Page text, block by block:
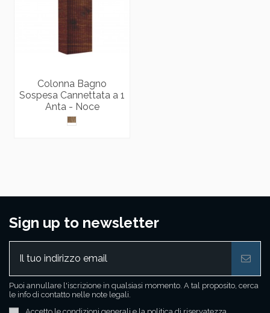
Colonna Bagno
Sospesa Cannettata a 1
Anta - Noce
Sign up to newsletter
Puoi annullare l'iscrizione in qualsiasi momento. A tal proposito, cerca
le info di contatto nelle note legali.